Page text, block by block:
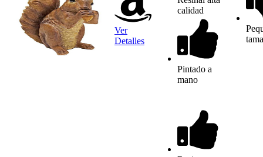
Ver
Detalles
calidad
Pintado a
mano